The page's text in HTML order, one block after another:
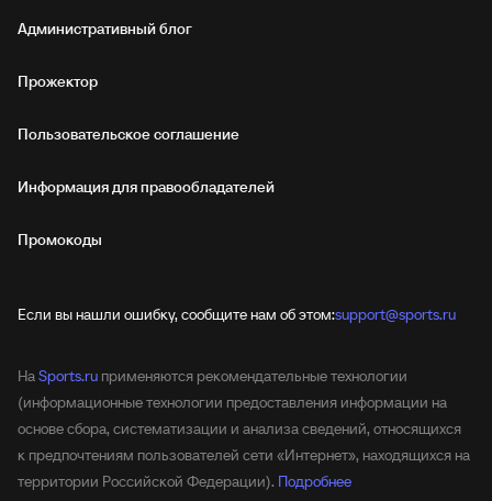
Административный блог
Прожектор
Пользовательское соглашение
Информация для правообладателей
Промокоды
Если вы нашли ошибку, сообщите нам об этом:support@sports.ru
НаSports.ru применяются рекомендательные технологии
(информационные технологии предоставления информации на
основе сбора, систематизации и анализа сведений, относящихся
к предпочтениям пользователей сети «Интернет», находящихся на
территории Российской Федерации). Подробнее